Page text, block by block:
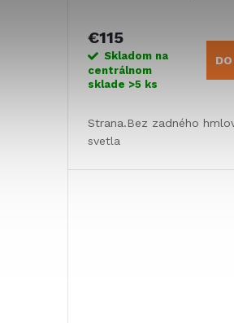
€115
Skladom na
centrálnom
sklade >5 ks
Strana.Bez zadného
svetla